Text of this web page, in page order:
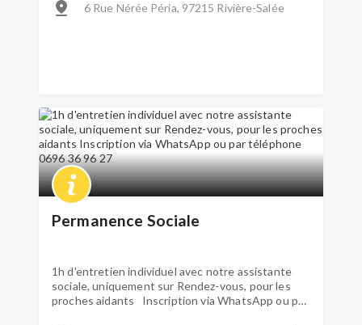
6 Rue Nérée Péria, 97215 Rivière-Salée
Permanence Sociale
1h d'entretien individuel avec notre assistante
sociale, uniquement sur Rendez-vous, pour les
proches aidants Inscription via WhatsApp ou par